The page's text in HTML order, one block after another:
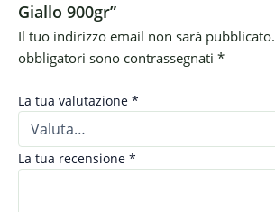
Giallo 900gr”
Il tuo indirizzo email non sarà pubblicato.
obbligatori sono contrassegnati *
La tua valutazione *
La tua recensione *